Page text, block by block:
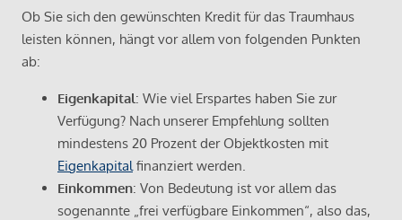
Ob Sie sich den gewünschten Kredit für das Traumhaus
leisten können, hängt vor allem von folgenden Punkten
ab:
Eigenkapital: Wie viel Erspartes haben Sie zur
Verfügung? Nach unserer Empfehlung sollten
mindestens 20 Prozent der Objektkosten mit
Eigenkapital finanziert werden.
Einkommen: Von Bedeutung ist vor allem das
sogenannte „frei verfügbare Einkommen“, also das,